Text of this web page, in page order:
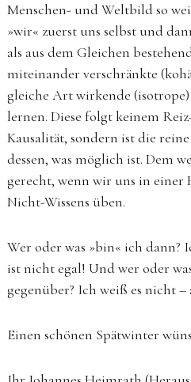
Menschen- und Weltbild so
»wir« zuerst uns selbst und
als aus dem Gleichen
miteinander verschränkte
gleiche Art wirkende
­lernen. Diese folgt keinem
Kausalität, sondern ist die
dessen, was möglich ist. Dem
gerecht, wenn wir uns in einer
Nicht-Wissens üben.
Wer oder was »bin« ich dann?
ist nicht egal! Und wer oder
gegenüber? Ich weiß es nicht
Einen schönen Spätwinter